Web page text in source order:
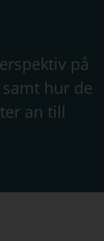
på
hur de
an till